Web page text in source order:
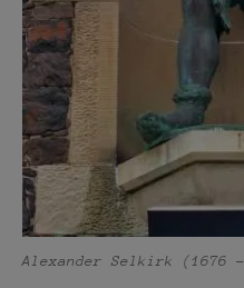
Alexander Selkirk (1676